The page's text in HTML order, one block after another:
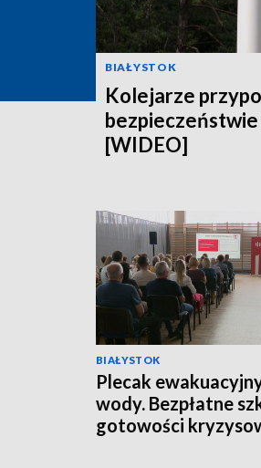
BIAŁYSTOK
Kolejarze
[WIDEO]
BIAŁYSTOK
Plecak
wody. Bezpłatne
gotowości